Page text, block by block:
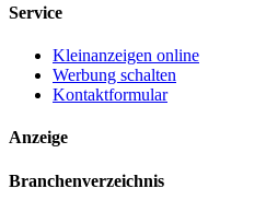
Service
Kleinanzeigen online
Werbung schalten
Kontaktformular
Anzeige
Branchenverzeichnis